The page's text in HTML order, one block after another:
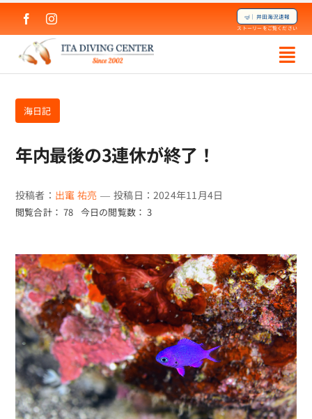
content
🤿｜井田海況速報
ストーリーをご覧ください
海日記
年内最後の3連休が終了！
投稿者： 出竃 祐亮 — 投稿日：2024年11月4日
閲覧合計： 78 今日の閲覧数： 3